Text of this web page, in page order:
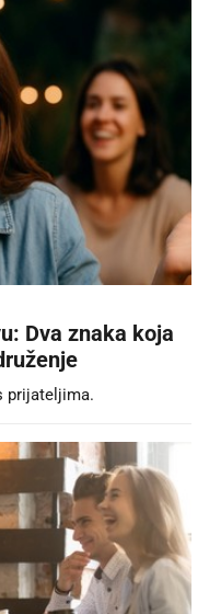
Dva znaka koja
prijateljima.